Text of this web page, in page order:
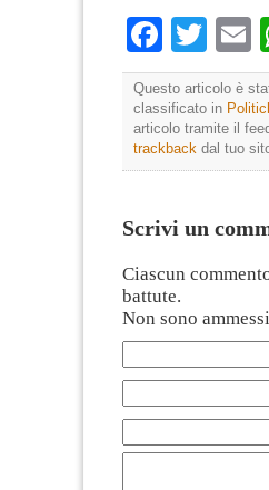
Questo articolo è
classificato in
articolo tramite il
trackback dal tuo
Scrivi un
Ciascun
battute.
Non sono